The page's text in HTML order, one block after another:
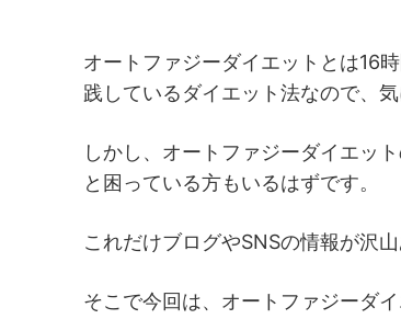
オートファジーダイエットとは16
践しているダイエット法なので、
しかし、オートファジーダイエッ
と困っている方もいるはずです。
これだけブログやSNSの情報が沢
そこで今回は、オートファジーダ